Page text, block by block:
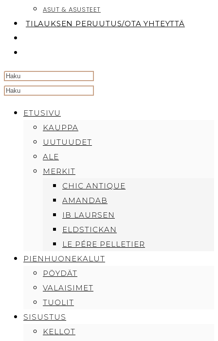
ASUT & ASUSTEET
TILAUKSEN PERUUTUS/OTA YHTEYTTÄ
Search
websiteETUSIVU
KAUPPA
UUTUUDET
ALE
MERKIT
CHIC ANTIQUE
AMANDAB
IB LAURSEN
ELDSTICKAN
LE PÉRE PELLETIER
PIENHUONEKALUT
PÖYDÄT
VALAISIMET
TUOLIT
SISUSTUS
KELLOT